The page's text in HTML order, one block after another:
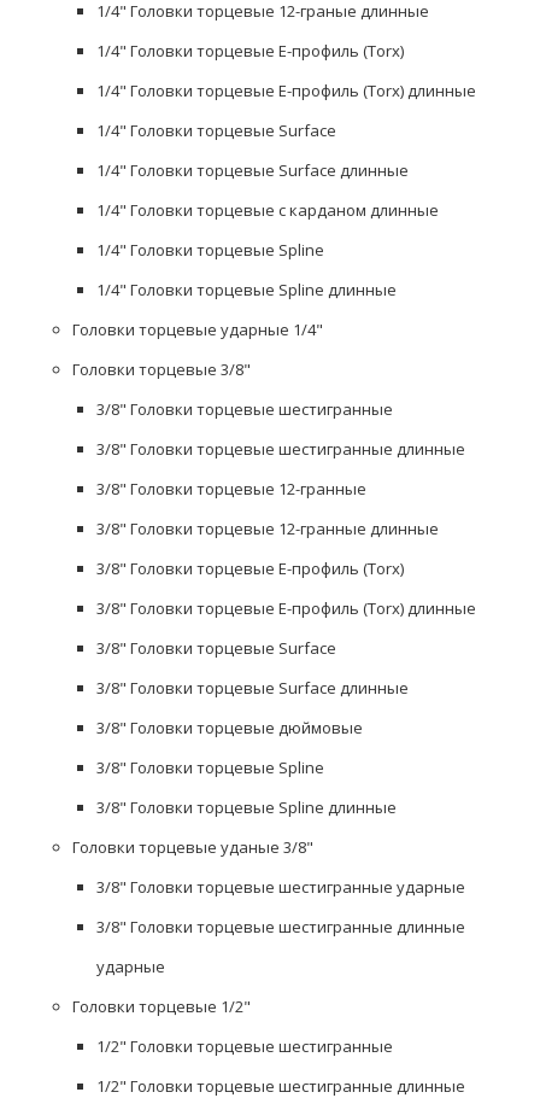
1/4" Головки торцевые 12-граные длинные
1/4" Головки торцевые Е-профиль (Torx)
1/4" Головки торцевые Е-профиль (Torx) длинные
1/4" Головки торцевые Surface
1/4" Головки торцевые Surface длинные
1/4" Головки торцевые с карданом длинные
1/4" Головки торцевые Spline
1/4" Головки торцевые Spline длинные
Головки торцевые ударные 1/4"
Головки торцевые 3/8"
3/8" Головки торцевые шестигранные
3/8" Головки торцевые шестигранные длинные
3/8" Головки торцевые 12-гранные
3/8" Головки торцевые 12-гранные длинные
3/8" Головки торцевые Е-профиль (Torx)
3/8" Головки торцевые Е-профиль (Torx) длинные
3/8" Головки торцевые Surface
3/8" Головки торцевые Surface длинные
3/8" Головки торцевые дюймовые
3/8" Головки торцевые Spline
3/8" Головки торцевые Spline длинные
Головки торцевые уданые 3/8"
3/8" Головки торцевые шестигранные ударные
3/8" Головки торцевые шестигранные длинные
ударные
Головки торцевые 1/2"
1/2" Головки торцевые шестигранные
1/2" Головки торцевые шестигранные длинные